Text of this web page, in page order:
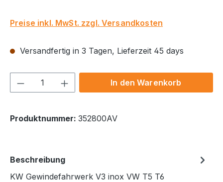
Preise inkl. MwSt. zzgl. Versandkosten
Versandfertig in 3 Tagen, Lieferzeit 45 days
Produkt Anzahl: Gib denIn den Warenkorb
Produktnummer: 352800AV
Beschreibung
KW Gewindefahrwerk V3 inox VW T5 T6